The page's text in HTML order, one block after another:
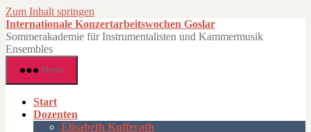
Zum Inhalt springen
Internationale Konzertarbeitswochen Goslar
Sommerakademie für Instrumentalisten und Kammermusik
Ensembles
Menü
Start
Dozenten
Elisabeth Kufferath